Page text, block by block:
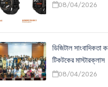
08/04/2026
ডিজিটাল সাংবাদিকতা
টিকটকের মাস্টারক্লাস
08/04/2026